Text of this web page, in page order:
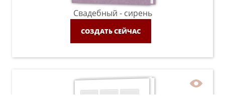
Свадебный - сирень
СОЗДАТЬ СЕЙЧАС